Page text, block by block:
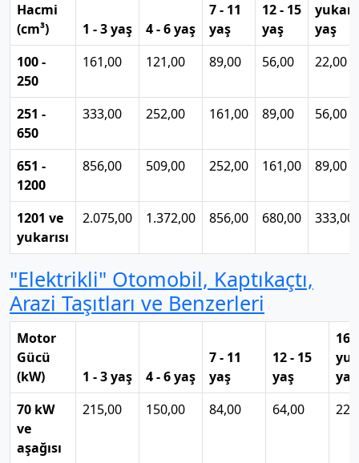
Hacmi
(cm³)
1 - 3 yaş 4 - 6 yaş
7 - 11
yaş
12 - 15
yaş
yukarı
yaş
100 -
250
161,00 121,00 89,00 56,00 22,00
251 -
650
333,00 252,00 161,00 89,00 56,00
651 -
1200
856,00 509,00 252,00 161,00 89,00
1201 ve
yukarısı
2.075,00 1.372,00 856,00 680,00 333,00
"Elektrikli" Otomobil, Kaptıkaçtı,
Arazi Taşıtları ve Benzerleri
Motor
Gücü
(kW)
1 - 3 yaş 4 - 6 yaş
7 - 11
yaş
12 - 15
yaş
16
yaş
70 kW
ve
aşağısı
215,00 150,00 84,00 64,00